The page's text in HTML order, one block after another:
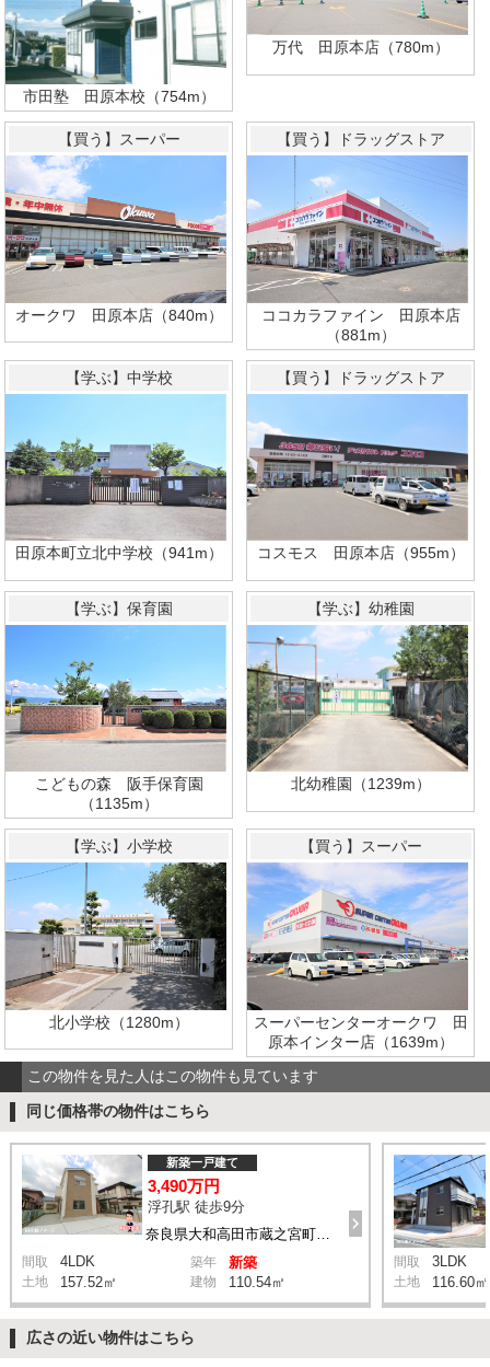
市田塾 田原本校（754m）
万代 田原本店（780m）
【買う】スーパー
オークワ 田原本店（840m）
【買う】ドラッグストア
ココカラファイン 田原本店
（881m）
【学ぶ】中学校
田原本町立北中学校（941m）
【買う】ドラッグストア
コスモス 田原本店（955m）
【学ぶ】保育園
こどもの森 阪手保育園
（1135m）
【学ぶ】幼稚園
北幼稚園（1239m）
【学ぶ】小学校
北小学校（1280m）
【買う】スーパー
スーパーセンターオークワ 田
原本インター店（1639m）
この物件を見た人はこの物件も見ています
同じ価格帯の物件はこちら
奈良県大和高田市蔵之宮町2-10付近
新築一戸建て
3,490万円
浮孔駅 徒歩9分
間取 4LDK 築年 新築
土地 157.52㎡ 建物 110.54㎡
間取 3LDK
土地 116.60㎡
広さの近い物件はこちら